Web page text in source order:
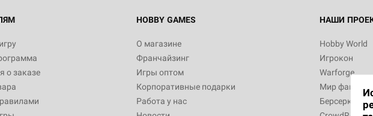
о заказе
HOBBY GAMES
О магазине
Франчайзинг
Игры оптом
Корпоративные подарки
Работа у нас
НАШИ
Hobby World
Игрокон
Warforge
Мир
Берсерк
12 990
Настольная игра Hobby World Берсерк.
3 490